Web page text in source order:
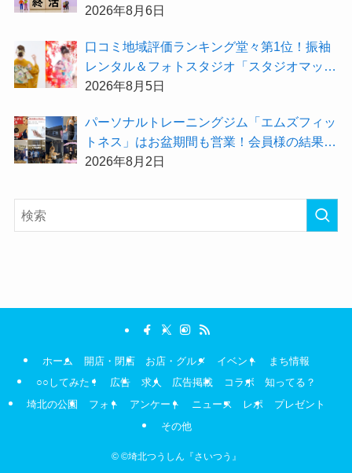
身辺整理の準備」をしてみませんか？
2026年8月6日
⼝コミ地域評価ランキング堂々第1位！振袖
レンタル＆フォトスタジオ「スタジオマック
ス」がお得な『2026年8月限定キャンペー
2026年8月5日
パーソナルトレーニングジム「エムズフィッ
トネス」はお盆期間も営業！会員様の結果を
大公開★
2026年8月2日
ホーム 開店・閉店 お店・グルメ イベント
まち情報
○○してみた！
広告 求人 広告掲載 コラボ
知ってる？
埼北の公園
フォト アンケート ニュース レポ
プレゼント
その他
©©埼北つうしん『さいつう』